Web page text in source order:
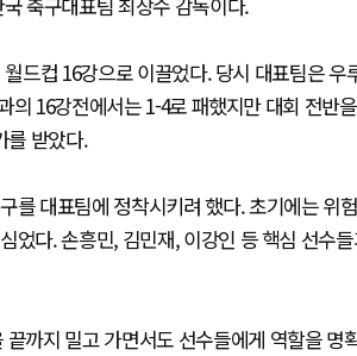
드컵 16강으로 이끌었다. 당시 대표팀은 우
16강전에서는 1-4로 패했지만 대회 전반
를 받았다.
를 대표팀에 정착시키려 했다. 초기에는 위
었다. 손흥민, 김민재, 이강인 등 핵심 선수
까지 밀고 가면서도 선수들에게 역할을 명